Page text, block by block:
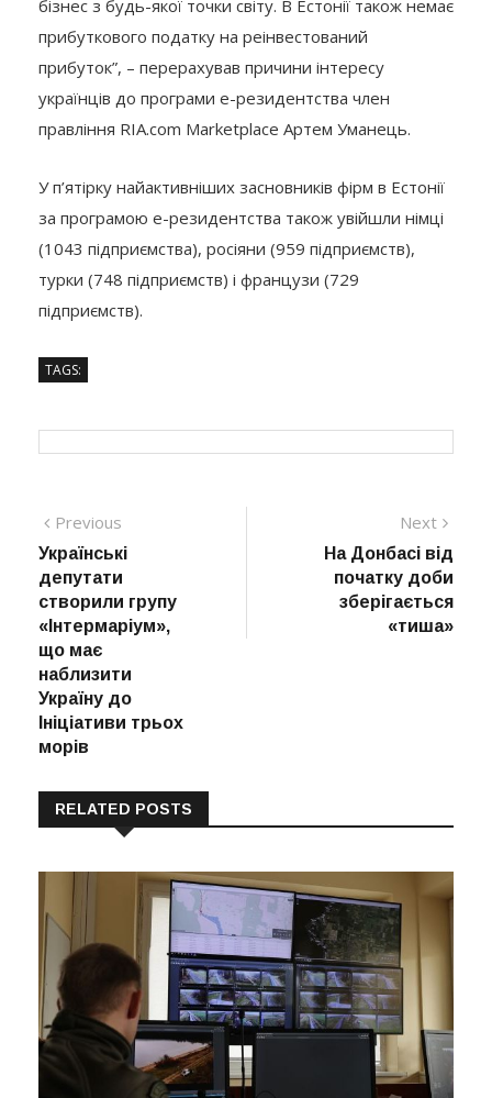
бізнес з будь-якої точки світу. В Естонії також немає
прибуткового податку на реінвестований
прибуток”, – перерахував причини інтересу
українців до програми е-резидентства член
правління RIA.com Marketplace Артем Уманець.
У п’ятірку найактивніших засновників фірм в Естонії
за програмою е-резидентства також увійшли німці
(1043 підприємства), росіяни (959 підприємств),
турки (748 підприємств) і французи (729
підприємств).
TAGS:
Навігація
записів
Previous
post:
Українські
депутати
створили групу
«Інтермаріум»,
що має
наблизити
Україну до
Ініціативи трьох
морів
Next
На Донбасі від
початку доби
зберігається
«тиша»
RELATED POSTS